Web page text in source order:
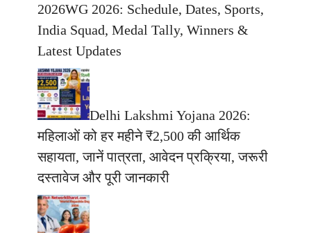
2026WG 2026: Schedule, Dates, Sports,
India Squad, Medal Tally, Winners &
Latest Updates
Delhi Lakshmi Yojana 2026:
महिलाओं को हर महीने ₹2,500 की आर्थिक
सहायता, जानें पात्रता, आवेदन प्रक्रिया, जरूरी
दस्तावेज और पूरी जानकारी